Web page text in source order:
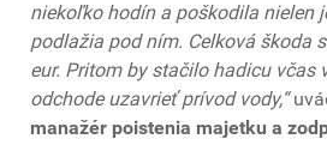
niekoľko hodín a poškodila nielen
podlažia pod ním. Celková škoda
eur. Pritom by stačilo hadicu včas
odchode uzavrieť prívod vody,“
manažér poistenia majetku a